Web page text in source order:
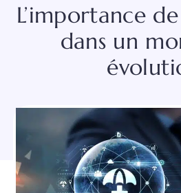
L’importance
dans un